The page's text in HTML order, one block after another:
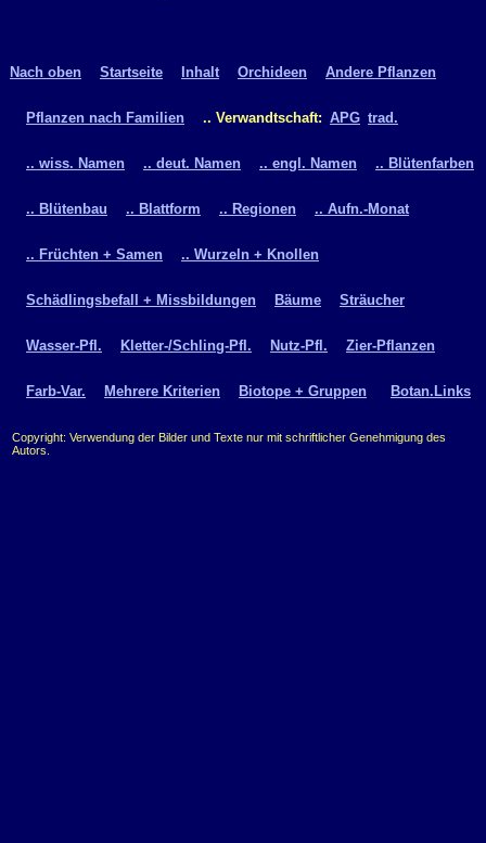
Nach oben Startseite Inhalt Orchideen Andere Pflanzen
Pflanzen nach Familien .. Verwandtschaft: APG trad.
.. wiss. Namen .. deut. Namen .. engl. Namen .. Blütenfarben
.. Blütenbau .. Blattform .. Regionen .. Aufn.-Monat
.. Früchten + Samen .. Wurzeln + Knollen
Schädlingsbefall + Missbildungen Bäume Sträucher
Wasser-Pfl. Kletter-/Schling-Pfl. Nutz-Pfl. Zier-Pflanzen
Farb-Var. Mehrere Kriterien Biotope + Gruppen Botan.Links
Copyright: Verwendung der Bilder und Texte nur mit schriftlicher Genehmigung des
Autors.